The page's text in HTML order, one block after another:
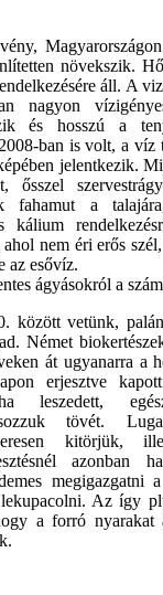
növekszik.
áll. A
nagyon
és hosszú a
ban is volt, a víz
jelentkezik.
ősszel
fahamut a
kálium
nem éri erős
az esővíz.
ágyásokról a
között vetünk,
Német
át ugyanarra a
erjesztve
leszedett,
tövét.
kitörjük,
azonban
megigazgatni
Az így
a forró nyarakat